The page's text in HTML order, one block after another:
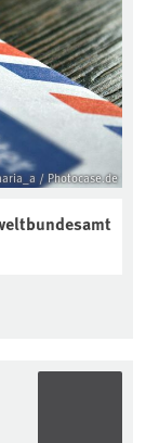
/ Photocase.de